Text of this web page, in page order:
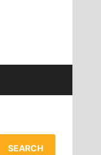
SEARCH